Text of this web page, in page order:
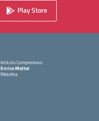
Play Store
Istituto Comprensivo
Enrico Mattei
Matelica